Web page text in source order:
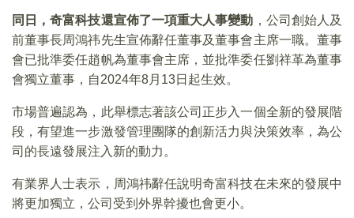
同日，奇富科技還宣佈了一項重大人事變動 ，公司創始人及
前董事長周鴻祎先生宣佈辭任董事及董事會主席一職。董事
會已批準委任趙帆為董事會主席，並批準委任劉祥革為董事
會獨立董事，自2024年8月13日起生效。
市場普遍認為，此舉標志著該公司正步入一個全新的發展階
段，有望進一步激發管理團隊的創新活力與決策效率，為公
司的長遠發展注入新的動力。
有業界人士表示，周鴻祎辭任說明奇富科技在未來的發展中
將更加獨立，公司受到外界幹擾也會更小。